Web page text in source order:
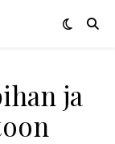
ja